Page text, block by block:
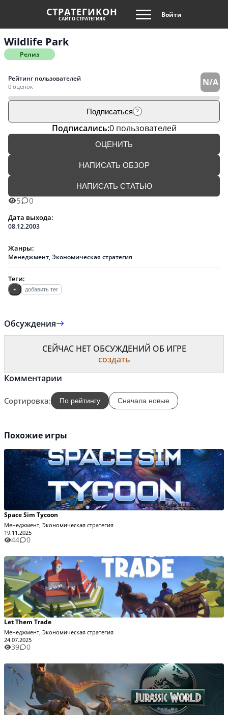
СТРАТЕГИКОН
САЙТ О СТРАТЕГИЯХ Войти
Wildlife Park
Релиз
Рейтинг пользователей
0 оценок N/A
Подписаться ?
Подписались:0 пользователей
ОЦЕНИТЬ
НАПИСАТЬ ОБЗОР
НАПИСАТЬ СТАТЬЮ
5 0
Дата выхода:
08.12.2003
Жанры:
Менеджмент,Экономическая стратегия
Теги:
+ добавить тег
Обсуждения
СЕЙЧАС НЕТ ОБСУЖДЕНИЙ ОБ ИГРЕ
создать
Комментарии
Сортировка: По рейтингу Сначала новые
Похожие игры
Space Sim Tycoon
Менеджмент, Экономическая стратегия
19.11.2025
44 0
Let Them Trade
Менеджмент, Экономическая стратегия
24.07.2025
39 0